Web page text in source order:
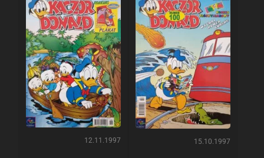
12.11.1997 15.10.1997